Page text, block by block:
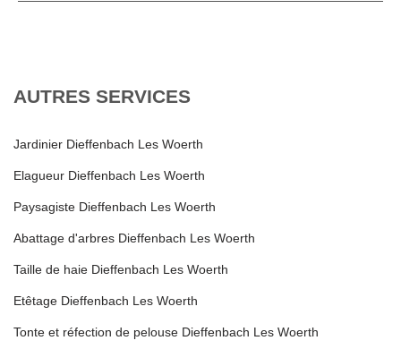
AUTRES SERVICES
Jardinier Dieffenbach Les Woerth
Elagueur Dieffenbach Les Woerth
Paysagiste Dieffenbach Les Woerth
Abattage d'arbres Dieffenbach Les Woerth
Taille de haie Dieffenbach Les Woerth
Etêtage Dieffenbach Les Woerth
Tonte et réfection de pelouse Dieffenbach Les Woerth